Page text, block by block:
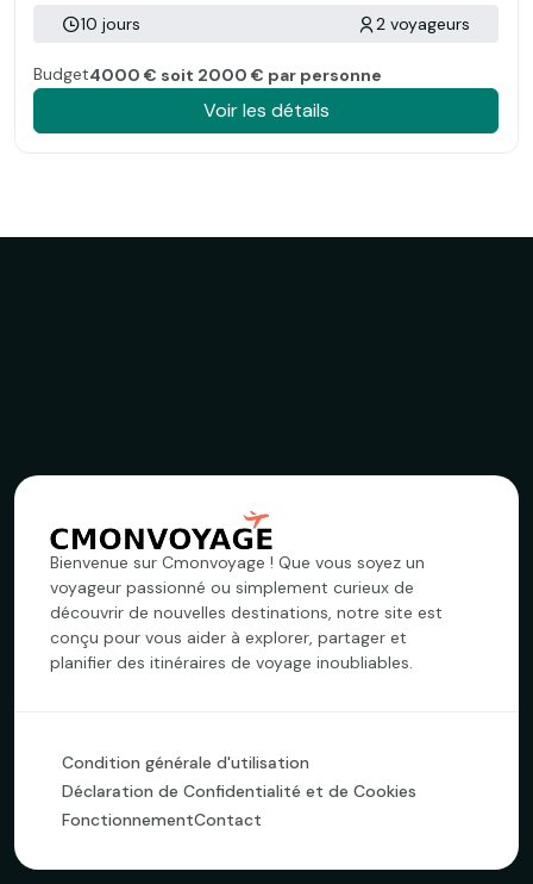
10 jours 2 voyageurs
Budget4000 € soit 2000 € par personne
Voir les détails
Bienvenue sur Cmonvoyage ! Que vous soyez un
voyageur passionné ou simplement curieux de
découvrir de nouvelles destinations, notre site est
conçu pour vous aider à explorer, partager et
planifier des itinéraires de voyage inoubliables.
Condition générale d'utilisation
Déclaration de Confidentialité et de Cookies
FonctionnementContact